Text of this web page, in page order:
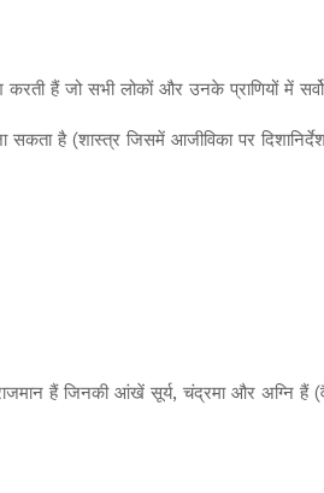
हैं जो सभी लोकों और उनके प्राणियों में
है (शास्त्र जिसमें आजीविका पर
हैं जिनकी आंखें सूर्य, चंद्रमा और